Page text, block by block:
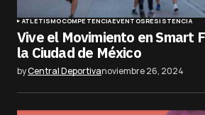
ATLETISMOCOMPETENCIAEVENTOSRESISTENCIA
Vive el Movimiento en Smart
la Ciudad de México
byCentral Deportivanoviembre 26, 2024